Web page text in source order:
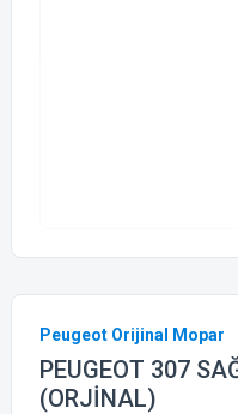
Peugeot Orijinal Mopar
PEUGEOT 307
(ORJİNAL)